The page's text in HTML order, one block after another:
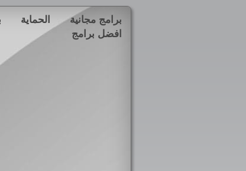
برامج مجانية الحماية
افضل برامج